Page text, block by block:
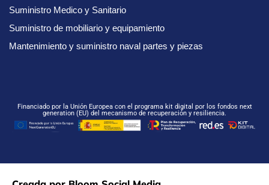
Suministro Medico y Sanitario
Suministro de mobiliario y equipamiento
Mantenimiento y suministro naval partes y piezas
Financiado por la Unión Europea con el programa kit digital por los fondos next
generation (EU) del mecanismo de recuperación y resiliencia.